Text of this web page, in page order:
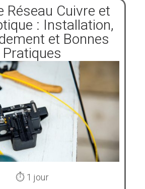
Réseau Cuivre et
: Installation,
et Bonnes
Pratiques
⏱ 1 jour